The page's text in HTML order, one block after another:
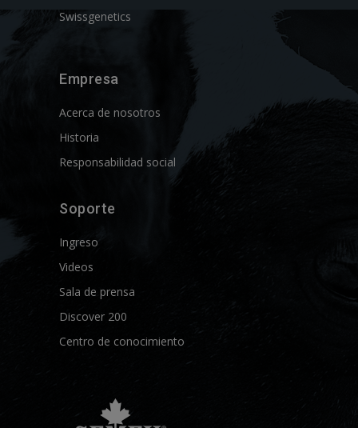
Swissgenetics
Empresa
Acerca de nosotros
Historia
Responsabilidad social
Soporte
Ingreso
Videos
Sala de prensa
Discover 200
Centro de conocimiento